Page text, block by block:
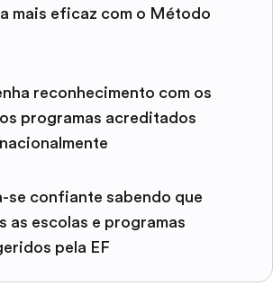
mais eficaz com o Método
reconhecimento com os
programas acreditados
se confiante sabendo que
as escolas e programas
pela EF